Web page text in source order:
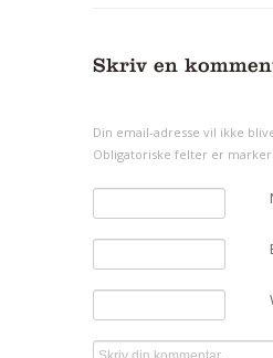
Skriv en
Din email-adresse vil ikke
Obligatoriske felter er